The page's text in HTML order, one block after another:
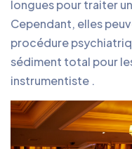
longues pour traiter
Cependant, elles
procédure
sédiment total pour
instrumentiste .